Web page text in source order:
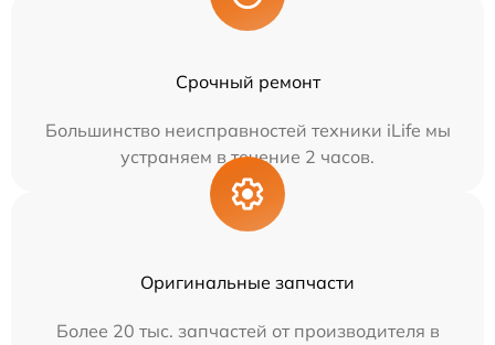
Срочный ремонт
Большинство неисправностей техники iLife мы
устраняем в течение 2 часов.
Оригинальные запчасти
Более 20 тыс. запчастей от производителя в